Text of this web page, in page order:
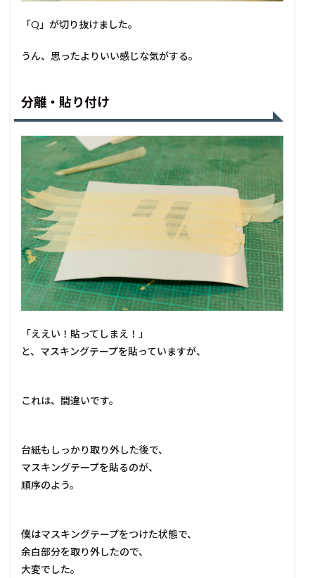
「Q」が切り抜けました。
うん、思ったよりいい感じな気がする。
分離・貼り付け
「ええい！貼ってしまえ！」
と、マスキングテープを貼っていますが、
これは、間違いです。
台紙もしっかり取り外した後で、
マスキングテープを貼るのが、
順序のよう。
僕はマスキングテープをつけた状態で、
余白部分を取り外したので、
大変でした。